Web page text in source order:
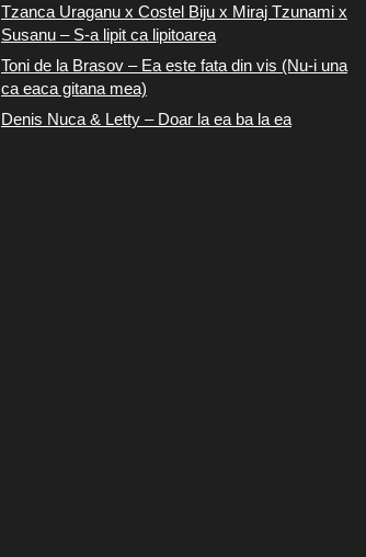
Tzanca Uraganu x Costel Biju x Miraj Tzunami x
Susanu – S-a lipit ca lipitoarea
Toni de la Brasov – Ea este fata din vis (Nu-i una
ca eaca gitana mea)
Denis Nuca & Letty – Doar la ea ba la ea